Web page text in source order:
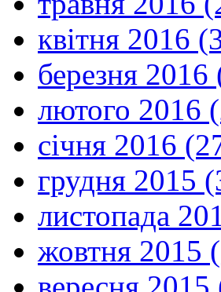
квітня 2016
березня 2016
лютого 2016
січня 2016
грудня 2015
листопада
жовтня 2015